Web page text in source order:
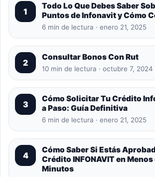
1
Todo Lo Que Debes Saber
Puntos de Infonavit y Cómo
6 min de lectura · enero 21, 2025
2
Consultar Bonos Con Rut
10 min de lectura · octubre 7, 2024
3
Cómo Solicitar Tu Crédito
a Paso: Guía Definitiva
6 min de lectura · enero 21, 2025
4
Cómo Saber Si Estás
Crédito INFONAVIT en Menos
Minutos